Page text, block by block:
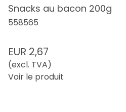
Snacks au bacon 200g
558565
EUR 2,67
(excl. TVA)
Voir le produit